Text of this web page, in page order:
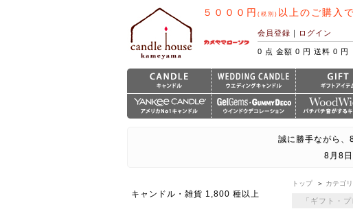
５０００円 (税別) 以上のご購入
会員登録 ｜ ログイン
0 点 金額 0 円 送料 0 円
誠に勝手ながら、
8月8
トップ＞ カテゴ
「ギフト・
キャンドル・雑貨 1,800 種以上